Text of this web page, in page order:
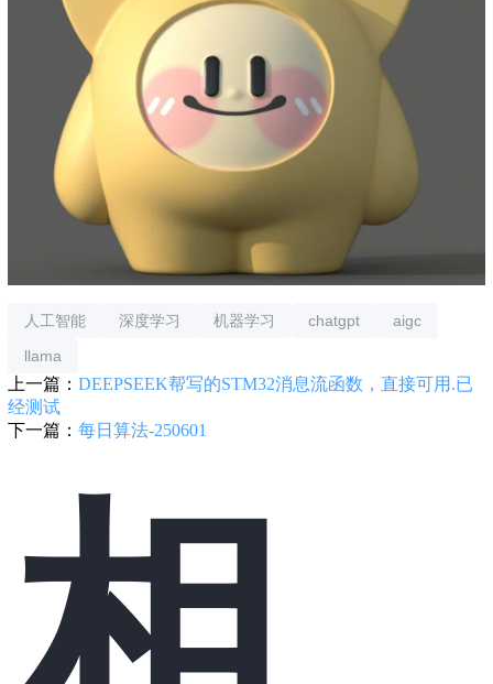
人工智能 深度学习 机器学习 chatgpt
aigc
llama
上一篇： DEEPSEEK帮写的STM32消息流函数，直接可用.已
经测试
下一篇： 每日算法-250601